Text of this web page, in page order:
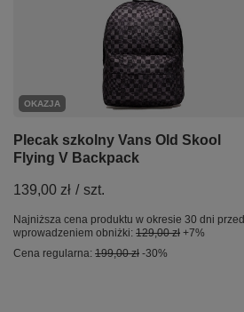
OKAZJA
Plecak szkolny Vans Old Skool
Flying V Backpack
139,00 zł / szt.
Najniższa cena produktu w okresie 30 dni przed
wprowadzeniem obniżki: 129,00 zł +7%
Cena regularna: 199,00 zł -30%